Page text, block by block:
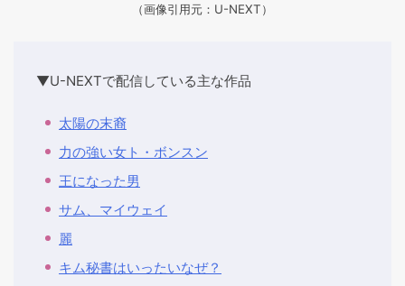
（画像引用元：U-NEXT）
▼U-NEXTで配信している主な作品
太陽の末裔
力の強い女ト・ボンスン
王になった男
サム、マイウェイ
麗
キム秘書はいったいなぜ？